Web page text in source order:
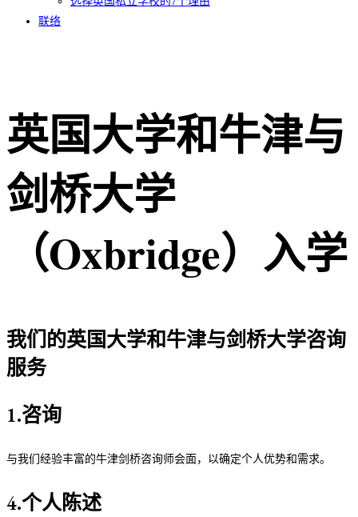
联络
英国大学和牛津与
剑桥大学
（Oxbridge）入学
我们的英国大学和牛津与剑桥大学咨询
服务
1.咨询
与我们经验丰富的牛津剑桥咨询师会面，以确定个人优势和需求。
4.个人陈述